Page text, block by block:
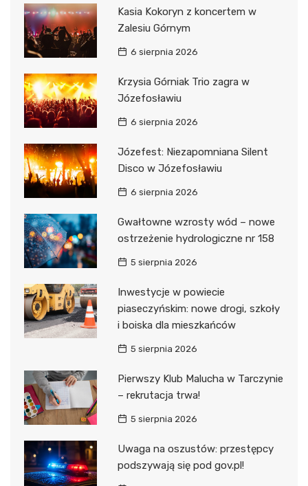
Kasia Kokoryn z koncertem w
Zalesiu Górnym
6 sierpnia 2026
Krzysia Górniak Trio zagra w
Józefosławiu
6 sierpnia 2026
Józefest: Niezapomniana Silent
Disco w Józefosławiu
6 sierpnia 2026
Gwałtowne wzrosty wód – nowe
ostrzeżenie hydrologiczne nr 158
5 sierpnia 2026
Inwestycje w powiecie
piaseczyńskim: nowe drogi, szkoły
i boiska dla mieszkańców
5 sierpnia 2026
Pierwszy Klub Malucha w Tarczynie
– rekrutacja trwa!
5 sierpnia 2026
Uwaga na oszustów: przestępcy
podszywają się pod gov.pl!